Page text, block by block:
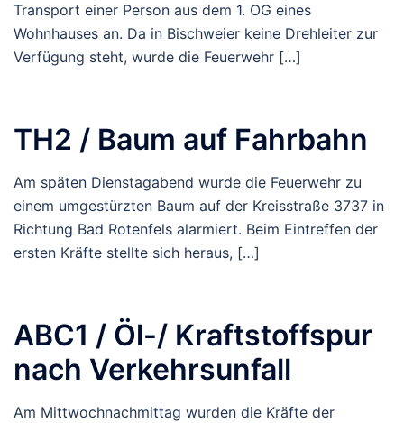
Transport einer Person aus dem 1. OG eines
Wohnhauses an. Da in Bischweier keine Drehleiter zur
Verfügung steht, wurde die Feuerwehr […]
TH2 / Baum auf Fahrbahn
Am späten Dienstagabend wurde die Feuerwehr zu
einem umgestürzten Baum auf der Kreisstraße 3737 in
Richtung Bad Rotenfels alarmiert. Beim Eintreffen der
ersten Kräfte stellte sich heraus, […]
ABC1 / Öl-/ Kraftstoffspur
nach Verkehrsunfall
Am Mittwochnachmittag wurden die Kräfte der